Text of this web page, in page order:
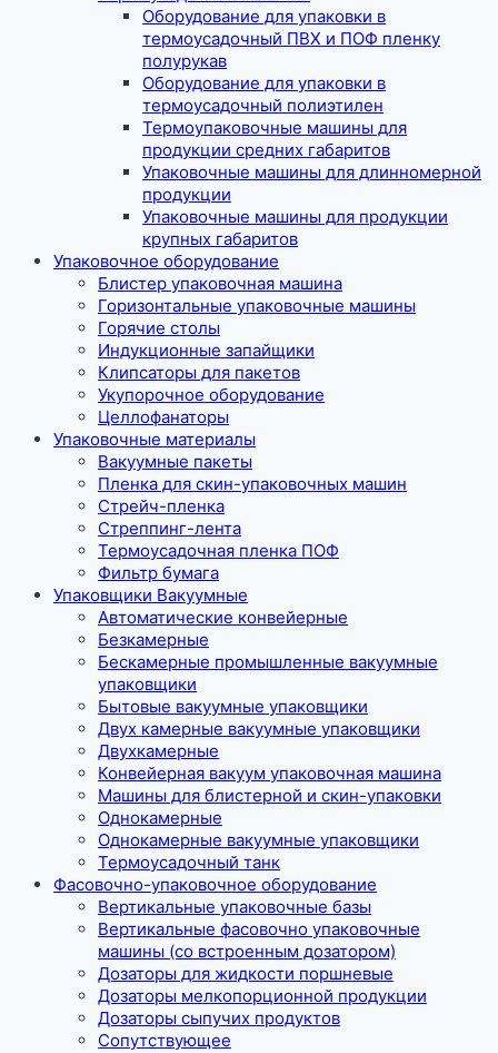
Оборудование для упаковки в
термоусадочный ПВХ и ПОФ пленку
полурукав
Оборудование для упаковки в
термоусадочный полиэтилен
Термоупаковочные машины для
продукции средних габаритов
Упаковочные машины для длинномерной
продукции
Упаковочные машины для продукции
крупных габаритов
Упаковочное оборудование
Блистер упаковочная машина
Горизонтальные упаковочные машины
Горячие столы
Индукционные запайщики
Клипсаторы для пакетов
Укупорочное оборудование
Целлофанаторы
Упаковочные материалы
Вакуумные пакеты
Пленка для скин-упаковочных машин
Стрейч-пленка
Стреппинг-лента
Термоусадочная пленка ПОФ
Фильтр бумага
Упаковщики Вакуумные
Автоматические конвейерные
Безкамерные
Бескамерные промышленные вакуумные
упаковщики
Бытовые вакуумные упаковщики
Двух камерные вакуумные упаковщики
Двухкамерные
Конвейерная вакуум упаковочная машина
Машины для блистерной и скин-упаковки
Однокамерные
Однокамерные вакуумные упаковщики
Термоусадочный танк
Фасовочно-упаковочное оборудование
Вертикальные упаковочные базы
Вертикальные фасовочно упаковочные
машины (со встроенным дозатором)
Дозаторы для жидкости поршневые
Дозаторы мелкопорционной продукции
Дозаторы сыпучих продуктов
Сопутствующее